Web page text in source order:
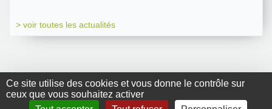
Ce site utilise des cookies et vous donne le contrôle sur
ceux que vous souhaitez activer
> voir toutes les actualités
GRDR Copyright